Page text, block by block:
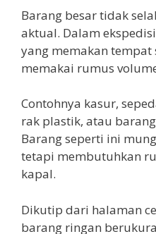
Barang besar tidak
aktual. Dalam
yang memakan
memakai rumus
Contohnya kasur,
rak plastik, atau
Barang seperti ini
tetapi membutuhkan
kapal.
Dikutip dari halaman
barang ringan